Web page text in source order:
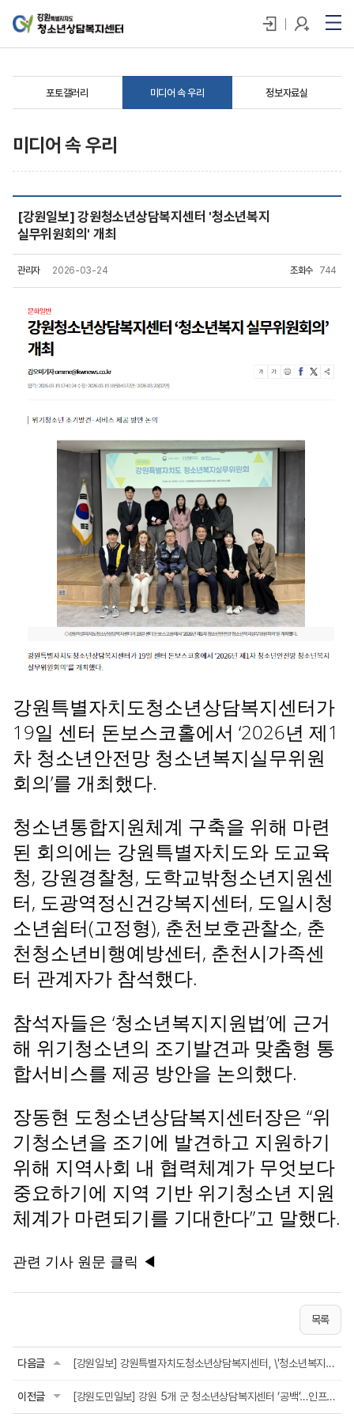
포토갤러리 미디어 속 우리 정보자료실
미디어 속 우리
[강원일보] 강원청소년상담복지센터 '청소년복지
실무위원회의' 개최
관리자 2026-03-24 조회수 744
강원특별자치도청소년상담복지센터가
19일 센터 돈보스코홀에서 ‘2026년 제1
차 청소년안전망 청소년복지실무위원
회의’를 개최했다.
청소년통합지원체계 구축을 위해 마련
된 회의에는 강원특별자치도와 도교육
청, 강원경찰청, 도학교밖청소년지원센
터, 도광역정신건강복지센터, 도일시청
소년쉼터(고정형), 춘천보호관찰소, 춘
천청소년비행예방센터, 춘천시가족센
터 관계자가 참석했다.
참석자들은 ‘청소년복지지원법’에 근거
해 위기청소년의 조기발견과 맞춤형 통
합서비스를 제공 방안을 논의했다.
장동현 도청소년상담복지센터장은 “위
기청소년을 조기에 발견하고 지원하기
위해 지역사회 내 협력체계가 무엇보다
중요하기에 지역 기반 위기청소년 지원
체계가 마련되기를 기대한다”고 말했다.
관련 기사 원문 클릭 ◀
목록
다음글 [강원일보] 강원특별자치도청소년상담복지센터, \'청소년복지실무위원회\' 2분기 회의 2...
이전글 [강원도민일보] 강원 5개 군 청소년상담복지센터 ‘공백’…인프라 확충 시급